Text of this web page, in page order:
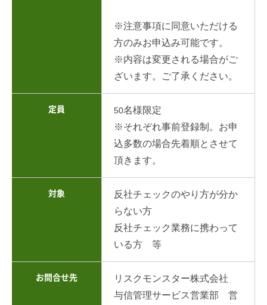
※注意事項に同意いただける
方のみお申込み可能です。
※内容は変更される場合がご
ざいます。ご了承ください。
定員 50名様限定
※それぞれ事前登録制。お申
込多数の場合先着順とさせて
頂きます。
対象
反社チェックのやり方が分か
らない方
反社チェック業務に携わって
いる方 等
お問合せ先
リスクモンスター株式会社
与信管理サービス営業部 営